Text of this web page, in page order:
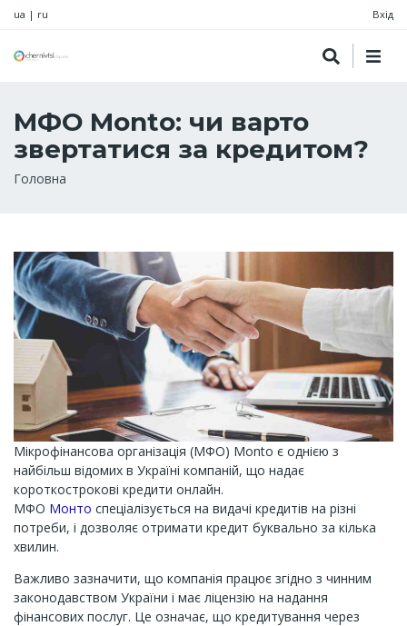
ua | ru Вхід
МФО Monto: чи варто
звертатися за кредитом?
Рядок
Головна
Мікрофінансова організація (МФО) Monto є однією з
найбільш відомих в Україні компаній, що надає
короткострокові кредити онлайн.
МФО Монто спеціалізується на видачі кредитів на різні
потреби, і дозволяє отримати кредит буквально за кілька
хвилин.
Важливо зазначити, що компанія працює згідно з чинним
законодавством України і має ліцензію на надання
фінансових послуг. Це означає, що кредитування через